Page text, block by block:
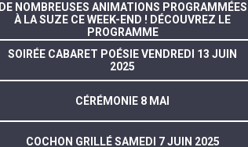
DE NOMBREUSES ANIMATIONS PROGRAMMÉES
À LA SUZE CE WEEK-END ! DÉCOUVREZ LE
PROGRAMME
SOIRÉE CABARET POÉSIE VENDREDI 13 JUIN
2025
CÉRÉMONIE 8 MAI
COCHON GRILLÉ SAMEDI 7 JUIN 2025